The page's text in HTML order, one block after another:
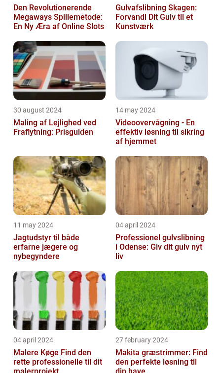
Den Revolutionerende
Megaways Spillemetode:
En Ny Æra af Online Slots
Gulvafslibning Skagen:
Forvandl Dit Gulv til et
Kunstværk
30 august 2024
Maling af Lejlighed ved
Fraflytning: Prisguiden
14 may 2024
Videoovervågning - En
effektiv løsning til sikring
af hjemmet
11 may 2024
Jagtudstyr til både
erfarne jægere og
nybegyndere
04 april 2024
Professionel gulvslibning
i Odense: Giv dit gulv nyt
liv
04 april 2024
Malere Køge Find den
rette professionelle til dit
27 february 2024
Makita græstrimmer: Find
den perfekte løsning til